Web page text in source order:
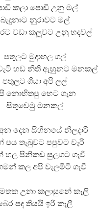
කලා පොඩි උනු මල්
බැදුනාට නුරාවට මල්
වඩා කලුවට උනු හදවල්
පතුලට මුදාහල ගල්
හඩ නිති ඇහුනට මනකල්
පතුලට ගියා අපි ලල්
නොහිතපු හෙට ගැන
සිතුවෙමු මනකල්
දෙන සිහිනයේ නිලදාරී
පය තැබුවට පපුවට වෑරී
හල පිනිකඩ සුලගට ගෑවී
කල අපි වැලමිටි ගෑවී
උනා කලාසුනේ කෑලී
පද තියයි ඉරි කෑලී